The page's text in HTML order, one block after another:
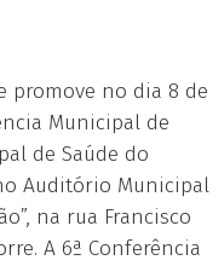
promove no dia 8 de
Municipal de
de Saúde do
Auditório Municipal
na rua Francisco
A 6ª Conferência